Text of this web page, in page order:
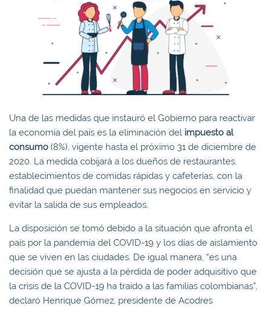
Una de las medidas que instauró el Gobierno para reactivar
la economía del país es la eliminación del impuesto al
consumo (8%), vigente hasta el próximo 31 de diciembre de
2020. La medida cobijará a los dueños de restaurantes,
establecimientos de comidas rápidas y cafeterías, con la
finalidad que puedan mantener sus negocios en servicio y
evitar la salida de sus empleados.
La disposición se tomó debido a la situación que afronta el
país por la pandemia del COVID-19 y los días de aislamiento
que se viven en las ciudades. De igual manera, “es una
decisión que se ajusta a la pérdida de poder adquisitivo que
la crisis de la COVID-19 ha traído a las familias colombianas”,
declaró Henrique Gómez, presidente de Acodres